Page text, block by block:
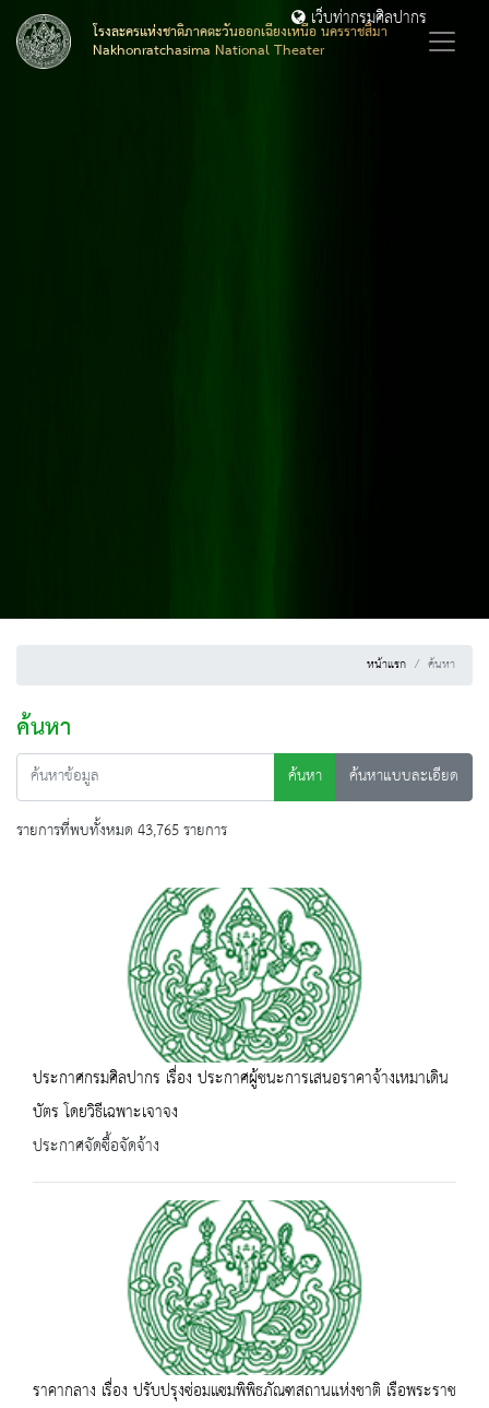
โรงละครแห่งชาติภาคตะวันออกเฉียงเหนือ นครราชสีมา
Nakhonratchasima National Theater
เว็บท่ากรมศิลปากร
หน้าแรก ค้นหา
ค้นหา
ค้นหา
ค้นหาแบบละเอียด
รายการที่พบทั้งหมด 43,765 รายการ
ประกาศกรมศิลปากร เรื่อง ประกาศผู้ชนะการเสนอราคาจ้างเหมาเดิน
บัตร โดยวิธีเฉพาะเจาจง
ประกาศจัดซื้อจัดจ้าง
ราคากลาง เรื่อง ปรับปรุงซ่อมแซมพิพิธภัณฑสถานแห่งชาติ เรือพระราช